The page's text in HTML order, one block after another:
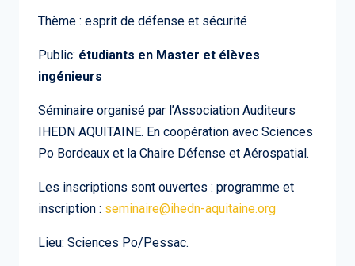
Thème : esprit de défense et sécurité
Public: étudiants en Master et élèves
ingénieurs
Séminaire organisé par l’Association Auditeurs
IHEDN AQUITAINE. En coopération avec Sciences
Po Bordeaux et la Chaire Défense et Aérospatial.
Les inscriptions sont ouvertes : programme et
inscription : seminaire@ihedn-aquitaine.org
Lieu: Sciences Po/Pessac.